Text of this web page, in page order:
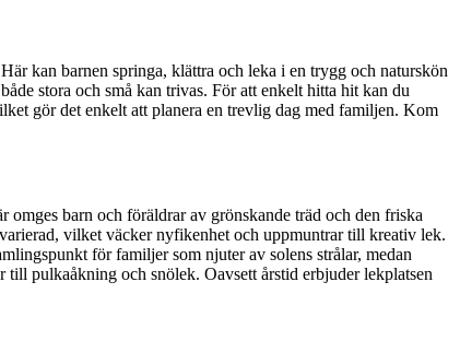
kan barnen springa, klättra och leka i en trygg och naturskön
stora och små kan trivas. För att enkelt hitta hit kan du
gör det enkelt att planera en trevlig dag med familjen. Kom
barn och föräldrar av grönskande träd och den friska
vilket väcker nyfikenhet och uppmuntrar till kreativ lek.
för familjer som njuter av solens strålar, medan
pulkaåkning och snölek. Oavsett årstid erbjuder lekplatsen